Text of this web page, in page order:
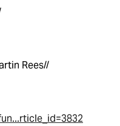
Rees//